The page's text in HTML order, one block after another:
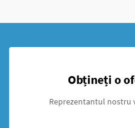
Obțineți o
Reprezentantul nostru